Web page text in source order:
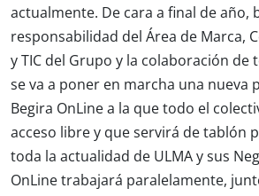
actualmente. De cara a final de año,
responsabilidad del Área de Marca,
y TIC del Grupo y la colaboración de
se va a poner en marcha una nueva
Begira OnLine a la que todo el
acceso libre y que servirá de tablón
toda la actualidad de ULMA y sus
OnLine trabajará paralelamente,